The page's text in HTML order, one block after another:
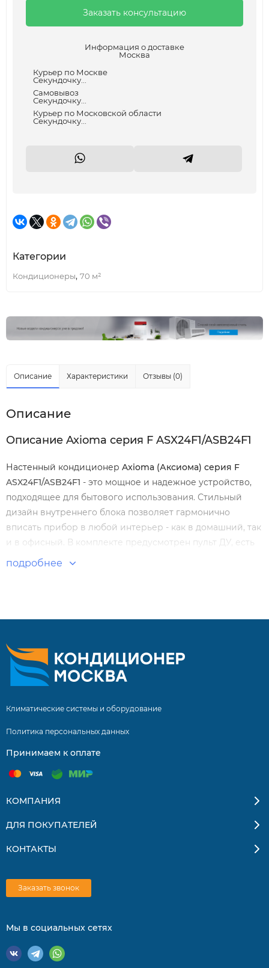
Заказать консультацию
Информация о доставке
Москва
Курьер по Москве
Секундочку...
Самовывоз
Секундочку...
Курьер по Московской области
Секундочку...
Категории
Кондиционеры, 70 м²
Описание Характеристики Отзывы (0)
Описание
Описание Axioma серия F ASX24F1/ASB24F1
Настенный кондиционер Axioma (Аксиома) серия F
ASX24F1/ASB24F1 - это мощное и надежное устройство,
подходящее для бытового использования. Стильный
дизайн внутреннего блока позволяет гармонично
вписать прибор в любой интерьер - как в домашний, так
и в офисный. В комплекте предусмотрен пульт ДУ, есть
возможность подключения Wi-Fi контроллера.
подробнее
Климатические системы и оборудование
Политика персональных данных
Принимаем к оплате
КОМПАНИЯ
ДЛЯ ПОКУПАТЕЛЕЙ
КОНТАКТЫ
Заказать звонок
Мы в социальных сетях